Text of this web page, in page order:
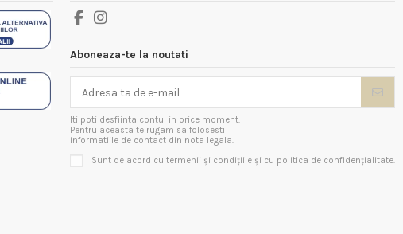
Aboneaza-te la noutati
Iti poti desfiinta contul in orice moment.
Pentru aceasta te rugam sa folosesti
informatiile de contact din nota legala.
Sunt de acord cu termenii și condițiile și cu politica de confidențialitate.